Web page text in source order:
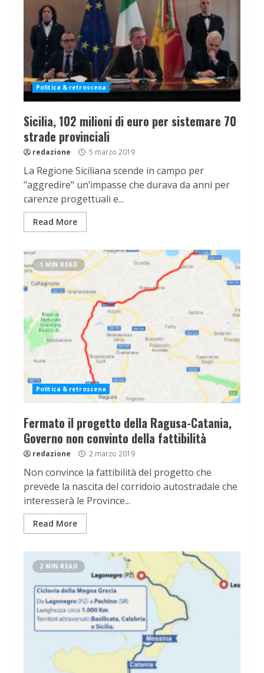
Politica & retroscena
Sicilia, 102 milioni di euro per sistemare 70
strade provinciali
redazione 5 marzo 2019
La Regione Siciliana scende in campo per
"aggredire" un’impasse che durava da anni per
carenze progettuali e...
Read More
1 MIN READ
Politica & retroscena
Fermato il progetto della Ragusa-Catania,
Governo non convinto della fattibilità
redazione 2 marzo 2019
Non convince la fattibilità del progetto che
prevede la nascita del corridoio autostradale che
interesserà le Province...
Read More
2 MIN READ